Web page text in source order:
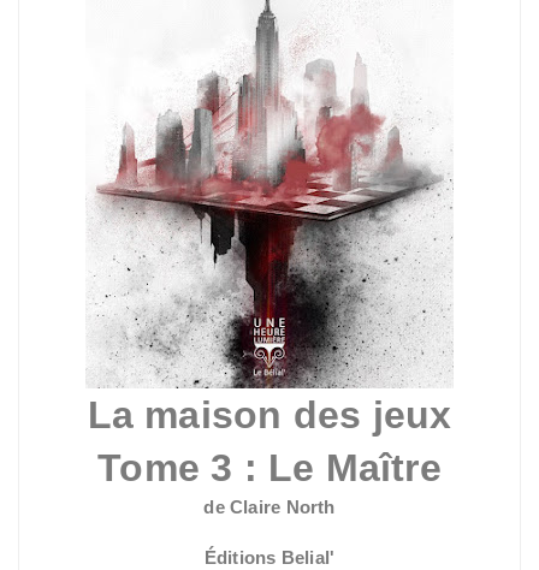
La maison des jeux
Tome 3 : Le Maître
de Claire North
Éditions Belial'